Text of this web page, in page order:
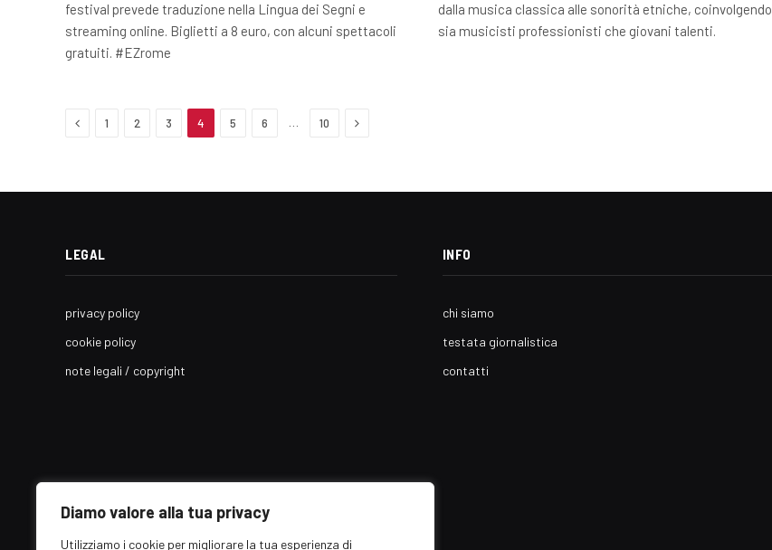
Diamo valore alla tua privacy
Utilizziamo i cookie per migliorare la tua esperienza di
festival prevede traduzione nella Lingua dei Segni e
streaming online. Biglietti a 8 euro, con alcuni spettacoli
gratuiti. #EZrome
dalla musica classica alle sonorità etniche, coinvolgendo
sia musicisti professionisti che giovani talenti.
Previous
1 2 3 4 5 6 10 Next
LEGAL
privacy policy
cookie policy
note legali / copyright
INFO
chi siamo
testata giornalistica
contatti